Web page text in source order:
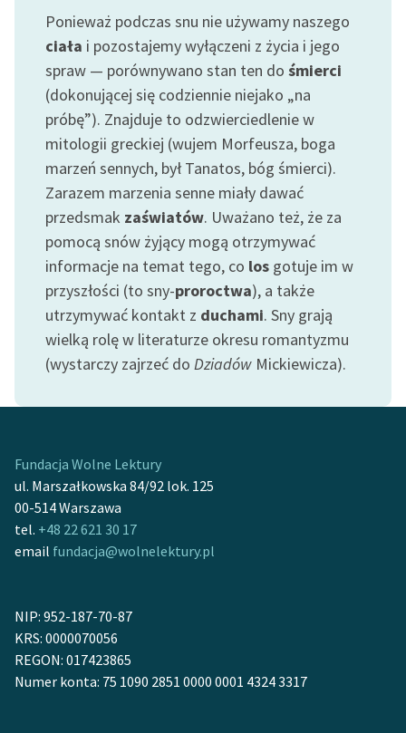
Ponieważ podczas snu nie używamy naszego
ciała i pozostajemy wyłączeni z życia i jego
spraw — porównywano stan ten do śmierci
(dokonującej się codziennie niejako „na
próbę”). Znajduje to odzwierciedlenie w
mitologii greckiej (wujem Morfeusza, boga
marzeń sennych, był Tanatos, bóg śmierci).
Zarazem marzenia senne miały dawać
przedsmak zaświatów. Uważano też, że za
pomocą snów żyjący mogą otrzymywać
informacje na temat tego, co los gotuje im w
przyszłości (to sny-proroctwa), a także
utrzymywać kontakt z duchami. Sny grają
wielką rolę w literaturze okresu romantyzmu
(wystarczy zajrzeć do Dziadów Mickiewicza).
Fundacja Wolne Lektury
ul. Marszałkowska 84/92 lok. 125
00-514 Warszawa
tel. +48 22 621 30 17
email fundacja@wolnelektury.pl
NIP: 952-187-70-87
KRS: 0000070056
REGON: 017423865
Numer konta: 75 1090 2851 0000 0001 4324 3317